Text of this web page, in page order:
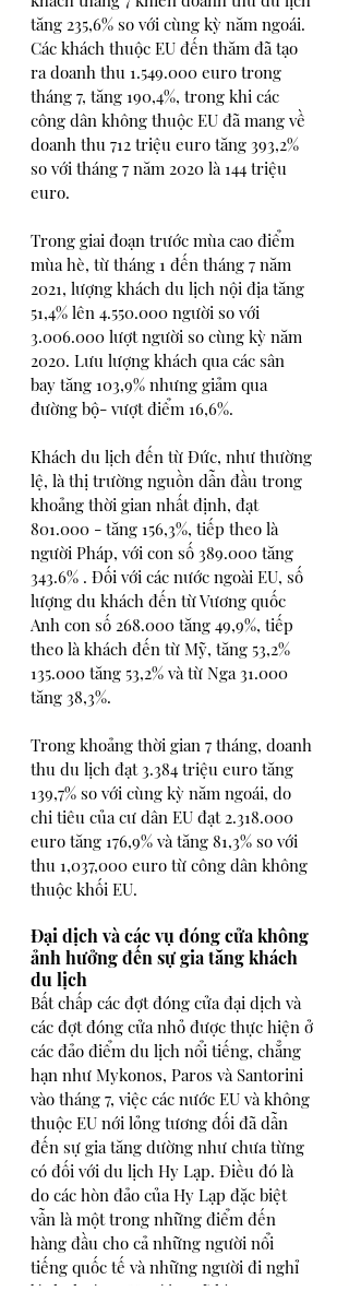
tăng 235,6% so với cùng kỳ năm ngoái.
Các khách thuộc EU đến thăm đã tạo
ra doanh thu 1.549.000 euro trong
tháng 7, tăng 190,4%, trong khi các
công dân không thuộc EU đã mang về
doanh thu 712 triệu euro tăng 393,2%
so với tháng 7 năm 2020 là 144 triệu
euro.
Trong giai đoạn trước mùa cao điểm
mùa hè, từ tháng 1 đến tháng 7 năm
2021, lượng khách du lịch nội địa tăng
51,4% lên 4.550.000 người so với
3.006.000 lượt người so cùng kỳ năm
2020. Lưu lượng khách qua các sân
bay tăng 103,9% nhưng giảm qua
đường bộ- vượt điểm 16,6%.
Khách du lịch đến từ Đức, như thường
lệ, là thị trường nguồn dẫn đầu trong
khoảng thời gian nhất định, đạt
801.000 - tăng 156,3%, tiếp theo là
người Pháp, với con số 389.000 tăng
343.6% . Đối với các nước ngoài EU, số
lượng du khách đến từ Vương quốc
Anh con số 268.000 tăng 49,9%, tiếp
theo là khách đến từ Mỹ, tăng 53,2%
135.000 tăng 53,2% và từ Nga 31.000
tăng 38,3%.
Trong khoảng thời gian 7 tháng, doanh
thu du lịch đạt 3.384 triệu euro tăng
139,7% so với cùng kỳ năm ngoái, do
chi tiêu của cư dân EU đạt 2.318.000
euro tăng 176,9% và tăng 81,3% so với
thu 1,037,000 euro từ công dân không
thuộc khối EU.
Đại dịch và các vụ đóng cửa không
ảnh hưởng đến sự gia tăng khách
du lịch
Bất chấp các đợt đóng cửa đại dịch và
các đợt đóng cửa nhỏ được thực hiện ở
các đảo điểm du lịch nổi tiếng, chẳng
hạn như Mykonos, Paros và Santorini
vào tháng 7, việc các nước EU và không
thuộc EU nới lỏng tương đối đã dẫn
đến sự gia tăng dường như chưa từng
có đối với du lịch Hy Lạp. Điều đó là
do các hòn đảo của Hy Lạp đặc biệt
vẫn là một trong những điểm đến
hàng đầu cho cả những người nổi
tiếng quốc tế và những người đi nghỉ
bình thường. Người ta sẽ kỳ vọng